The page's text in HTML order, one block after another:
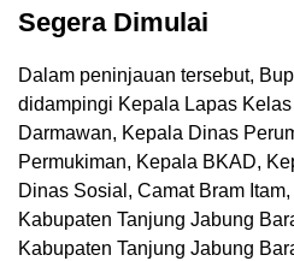
Segera Dimulai
Dalam peninjauan tersebut,
didampingi Kepala Lapas
Darmawan, Kepala Dinas
Permukiman, Kepala BKAD,
Dinas Sosial, Camat Bram
Kabupaten Tanjung Jabung
Kabupaten Tanjung Jabung